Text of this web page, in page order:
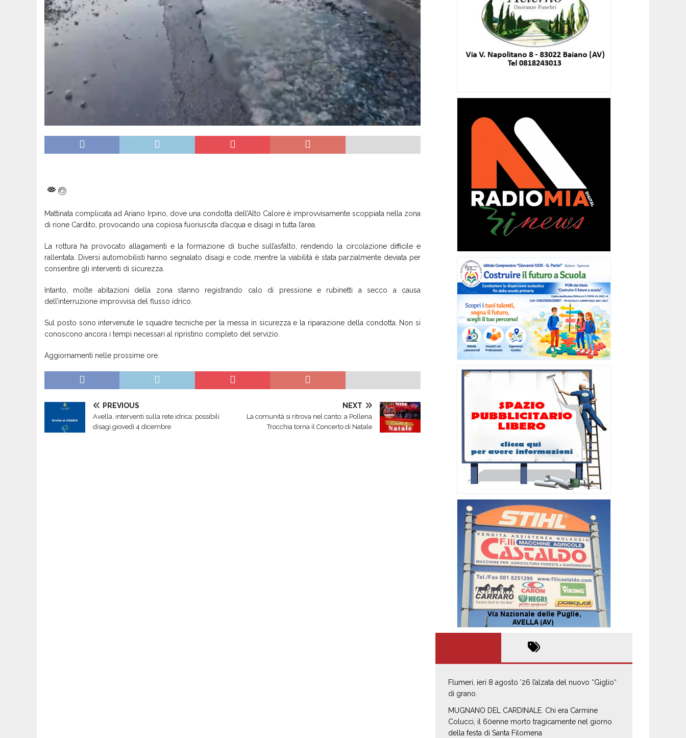
Mattinata complicata ad Ariano Irpino, dove una condotta dell’Alto Calore è improvvisamente scoppiata nella zona
di rione Cardito, provocando una copiosa fuoriuscita d’acqua e disagi in tutta l’area.
La rottura ha provocato allagamenti e la formazione di buche sull’asfalto, rendendo la circolazione difficile e
rallentata. Diversi automobilisti hanno segnalato disagi e code, mentre la viabilità è stata parzialmente deviata per
consentire gli interventi di sicurezza.
Intanto, molte abitazioni della zona stanno registrando calo di pressione e rubinetti a secco a causa
dell’interruzione improvvisa del flusso idrico.
Sul posto sono intervenute le squadre tecniche per la messa in sicurezza e la riparazione della condotta. Non si
conoscono ancora i tempi necessari al ripristino completo del servizio.
Aggiornamenti nelle prossime ore.
PREVIOUS
Avella, interventi sulla rete idrica: possibili
disagi giovedì 4 dicembre
NEXT
La comunità si ritrova nel canto: a Pollena
Trocchia torna il Concerto di Natale
Flumeri, ieri 8 agosto ’26 l’alzata del nuovo “Giglio“
di grano.
MUGNANO DEL CARDINALE. Chi era Carmine
Colucci, il 60enne morto tragicamente nel giorno
della festa di Santa Filomena